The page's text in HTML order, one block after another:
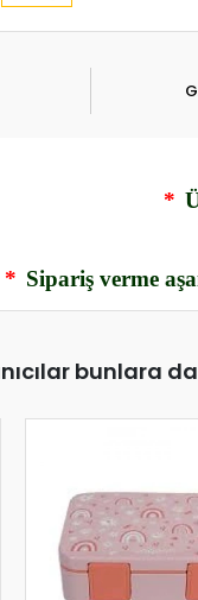
*
* Sipariş verme
bunlara